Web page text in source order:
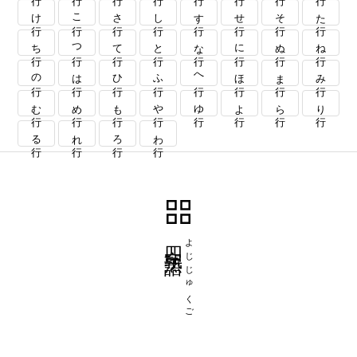
け行 こ行 さ行 し行 す行 せ行 そ行 た行
ち行 つ行 て行 と行 な行 に行 ぬ行 ね行
の行 は行 ひ行 ふ行 へ行 ほ行 ま行 み行
む行 め行 も行 や行 ゆ行 よ行 ら行 り行
る行 れ行 ろ行 わ行
よじじゅくご